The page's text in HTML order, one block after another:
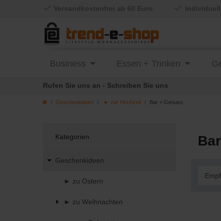
Geschenkideen ► zur Hochzeit Bar + Genuss
Business Essen + Trinken
Rufen Sie uns an - Schreiben Sie uns
Kategorien
Geschenkideen
► zu Ostern
► zu Weihnachten